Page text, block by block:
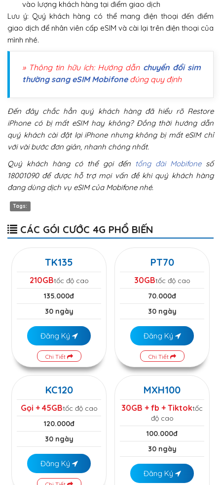
vào lượng khách hàng tại điểm giao dịch
Lưu ý: Quý khách hàng có thể mang điện thoại đến điểm
giao dịch để nhân viên cấp eSIM và cài lại trên điện thoại của
mình nhé.
» Thông tin hữu ích: Hướng dẫn chuyển đổi sim
thường sang eSIM Mobifoneđúng quy định
Đến đây chắc hẳn quý khách hàng đã hiểu rõ Restore
iPhone có bị mất eSIM hay không? Đồng thời hướng dẫn
quý khách cài đặt lại iPhone nhưng không bị mất eSIM chỉ
với vài bước đơn giản, nhanh chóng nhất.
Quý khách hàng có thể gọi đến tổng đài Mobifonesố
18001090 để được hỗ trợ mọi vấn đề khi quý khách hàng
đang dùng dịch vụ eSIM của Mobifone nhé.
Tags:
CÁC GÓI CƯỚC 4G PHỔ BIẾN
TK135
210GBtốc độ cao
135.000đ
30 ngày
Đăng Ký
Chi Tiết
PT70
30GBtốc độ cao
70.000đ
30 ngày
Đăng Ký
Chi Tiết
KC120
Gọi + 45GBtốc độ cao
120.000đ
30 ngày
Đăng Ký
MXH100
30GB + fb + Tiktoktốc
độ cao
100.000đ
30 ngày
Đăng Ký